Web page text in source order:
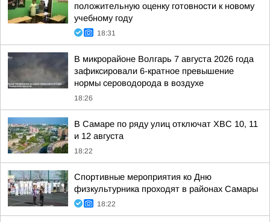
положительную оценку готовности к новому
учебному году
18:31
В микрорайоне Волгарь 7 августа 2026 года
зафиксировали 6-кратное превышение
нормы сероводорода в воздухе
18:26
В Самаре по ряду улиц отключат ХВС 10, 11
и 12 августа
18:22
Спортивные мероприятия ко Дню
физкультурника проходят в районах Самары
18:22